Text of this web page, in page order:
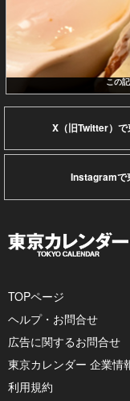
この
X（旧Twitter）
Instagramで
TOPページ
ヘルプ・お問合せ
広告に関するお問合せ
東京カレンダー 企業情
利用規約